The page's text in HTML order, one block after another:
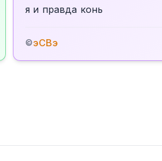
я и правда конь
©эСВэ